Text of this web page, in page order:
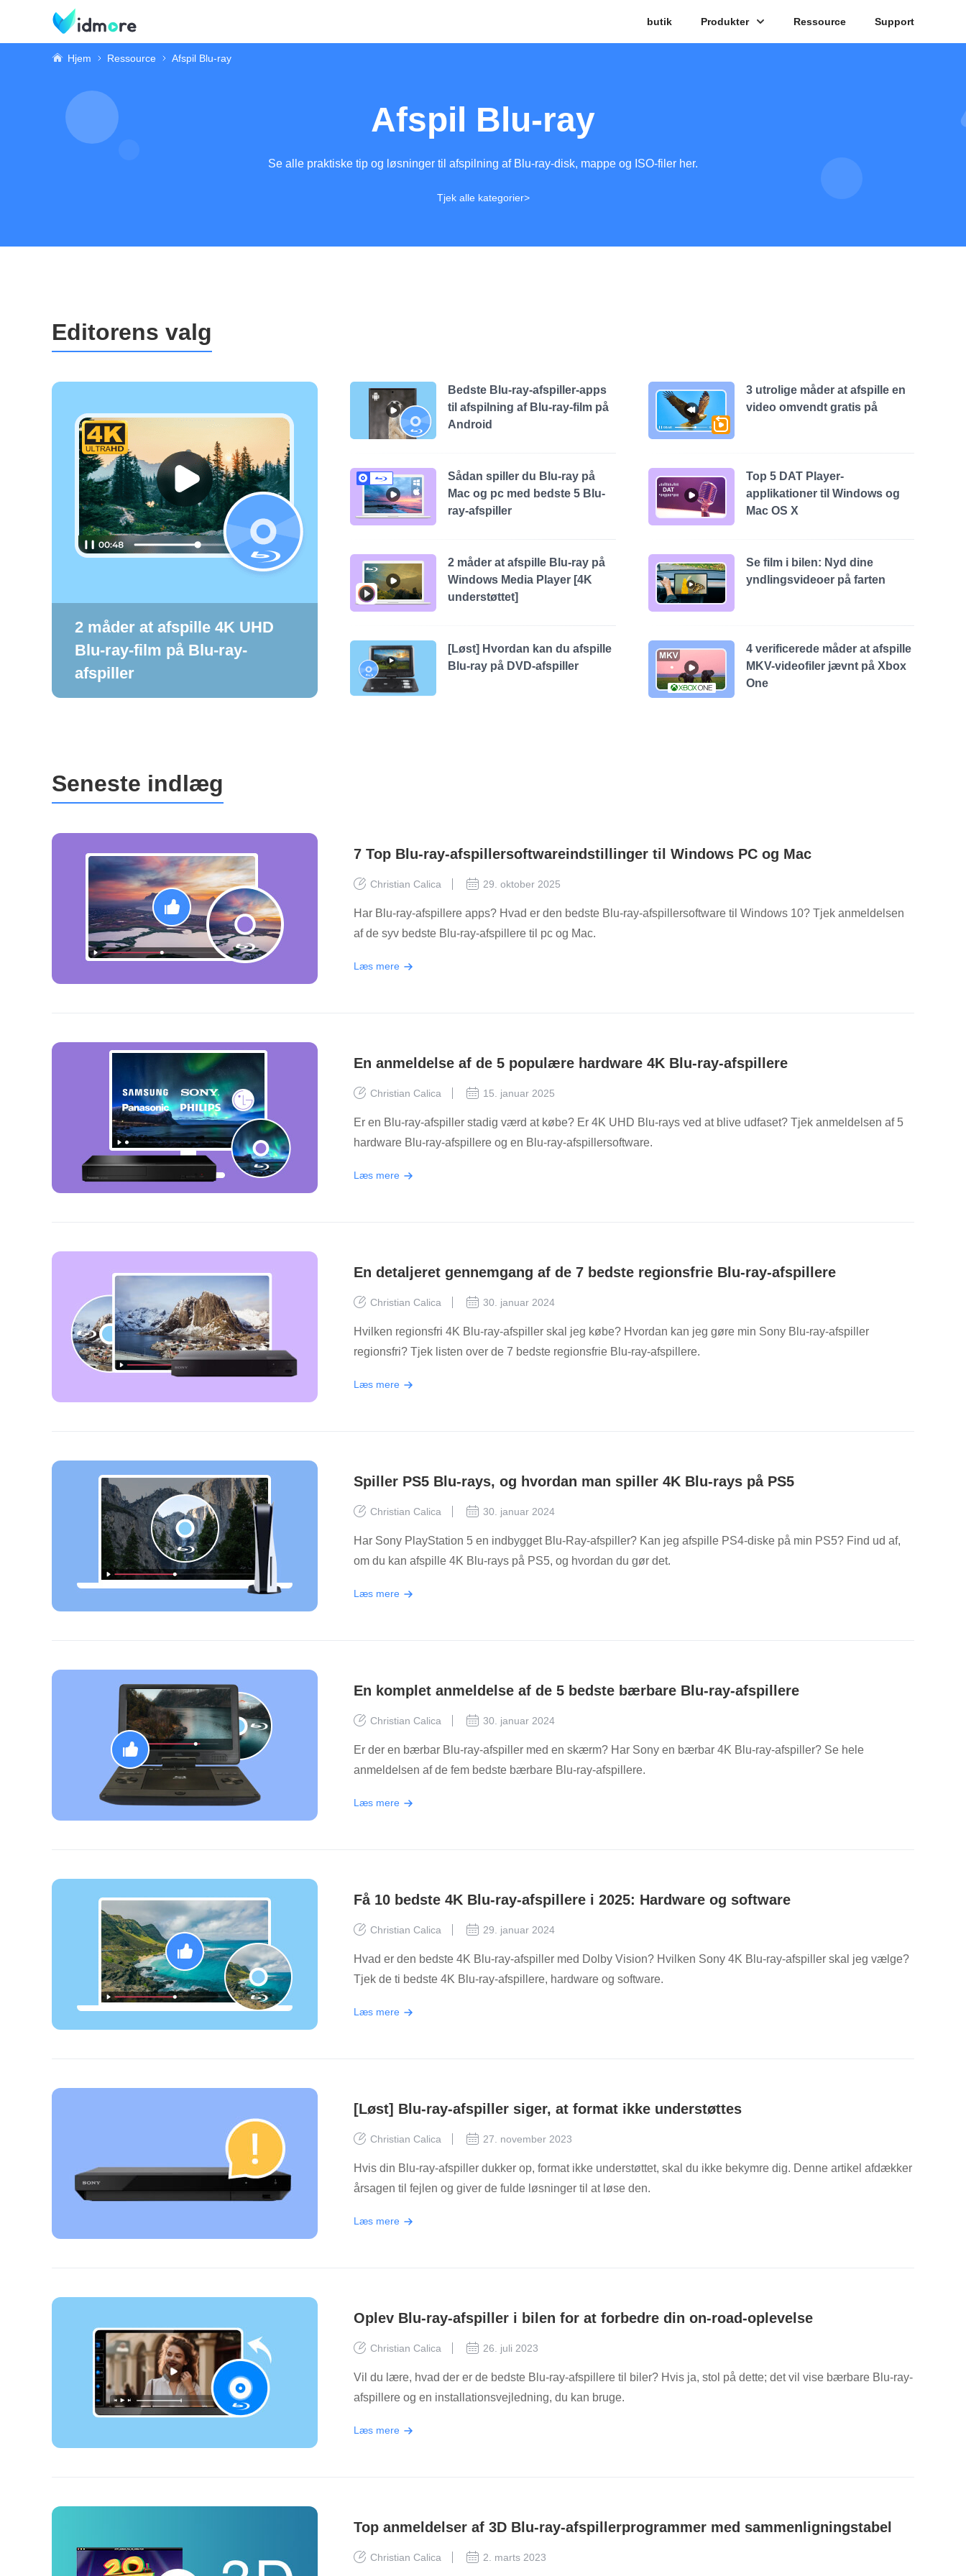
butik Produkter Ressource Support
Hjem Ressource Afspil Blu-ray
Afspil Blu-ray
Se alle praktiske tip og løsninger til afspilning af Blu-ray-disk, mappe og ISO-filer her.
Tjek alle kategorier>
Editorens valg
2 måder at afspille 4K UHD
Blu-ray-film på Blu-ray-
afspiller
Bedste Blu-ray-afspiller-apps
til afspilning af Blu-ray-film på
Android
Sådan spiller du Blu-ray på
Mac og pc med bedste 5 Blu-
ray-afspiller
2 måder at afspille Blu-ray på
Windows Media Player [4K
understøttet]
[Løst] Hvordan kan du afspille
Blu-ray på DVD-afspiller
3 utrolige måder at afspille en
video omvendt gratis på
Top 5 DAT Player-
applikationer til Windows og
Mac OS X
Se film i bilen: Nyd dine
yndlingsvideoer på farten
4 verificerede måder at afspille
MKV-videofiler jævnt på Xbox
One
Seneste indlæg
7 Top Blu-ray-afspillersoftwareindstillinger til Windows PC og Mac
Christian Calica 29. oktober 2025
Har Blu-ray-afspillere apps? Hvad er den bedste Blu-ray-afspillersoftware til Windows 10? Tjek anmeldelsen
af de syv bedste Blu-ray-afspillere til pc og Mac.
Læs mere
En anmeldelse af de 5 populære hardware 4K Blu-ray-afspillere
Christian Calica 15. januar 2025
Er en Blu-ray-afspiller stadig værd at købe? Er 4K UHD Blu-rays ved at blive udfaset? Tjek anmeldelsen af 5
hardware Blu-ray-afspillere og en Blu-ray-afspillersoftware.
Læs mere
En detaljeret gennemgang af de 7 bedste regionsfrie Blu-ray-afspillere
Christian Calica 30. januar 2024
Hvilken regionsfri 4K Blu-ray-afspiller skal jeg købe? Hvordan kan jeg gøre min Sony Blu-ray-afspiller
regionsfri? Tjek listen over de 7 bedste regionsfrie Blu-ray-afspillere.
Læs mere
Spiller PS5 Blu-rays, og hvordan man spiller 4K Blu-rays på PS5
Christian Calica 30. januar 2024
Har Sony PlayStation 5 en indbygget Blu-Ray-afspiller? Kan jeg afspille PS4-diske på min PS5? Find ud af,
om du kan afspille 4K Blu-rays på PS5, og hvordan du gør det.
Læs mere
En komplet anmeldelse af de 5 bedste bærbare Blu-ray-afspillere
Christian Calica 30. januar 2024
Er der en bærbar Blu-ray-afspiller med en skærm? Har Sony en bærbar 4K Blu-ray-afspiller? Se hele
anmeldelsen af de fem bedste bærbare Blu-ray-afspillere.
Læs mere
Få 10 bedste 4K Blu-ray-afspillere i 2025: Hardware og software
Christian Calica 29. januar 2024
Hvad er den bedste 4K Blu-ray-afspiller med Dolby Vision? Hvilken Sony 4K Blu-ray-afspiller skal jeg vælge?
Tjek de ti bedste 4K Blu-ray-afspillere, hardware og software.
Læs mere
[Løst] Blu-ray-afspiller siger, at format ikke understøttes
Christian Calica 27. november 2023
Hvis din Blu-ray-afspiller dukker op, format ikke understøttet, skal du ikke bekymre dig. Denne artikel afdækker
årsagen til fejlen og giver de fulde løsninger til at løse den.
Læs mere
Oplev Blu-ray-afspiller i bilen for at forbedre din on-road-oplevelse
Christian Calica 26. juli 2023
Vil du lære, hvad der er de bedste Blu-ray-afspillere til biler? Hvis ja, stol på dette; det vil vise bærbare Blu-ray-
afspillere og en installationsvejledning, du kan bruge.
Læs mere
Top anmeldelser af 3D Blu-ray-afspillerprogrammer med sammenligningstabel
Christian Calica 2. marts 2023